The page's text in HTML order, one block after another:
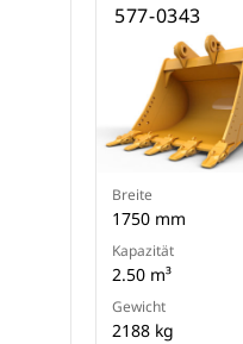
577-0343
Breite
1750 mm
Kapazität
2.50 m³
Gewicht
2188 kg